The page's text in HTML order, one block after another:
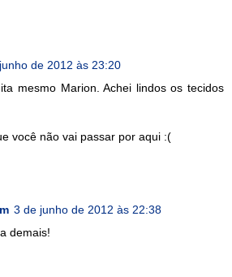
de 2012 às 23:20
mesmo Marion. Achei lindos os tecidos
você não vai passar por aqui :(
3 de junho de 2012 às 22:38
demais!